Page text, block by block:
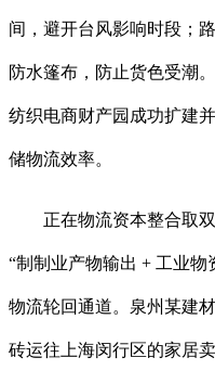
间，避开台风影响时段；
防水篷布，防止货色受潮
纺织电商财产园成功扩建
储物流效率。
正在物流资本整合取双
“制制业产物输出 + 工业
物流轮回通道。泉州某建
砖运往上海闵行区的家居